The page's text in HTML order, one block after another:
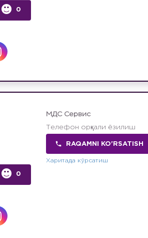
0
0
МДС Сервис
Телефон орқали ёзилиш
RAQAMNI KO'RSATISH
Харитада кўрсатиш